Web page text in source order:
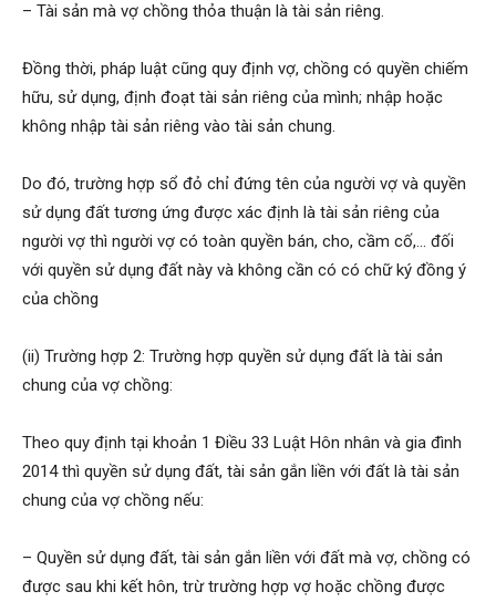
– Tài sản mà vợ chồng thỏa thuận là tài sản riêng.
Đồng thời, pháp luật cũng quy định vợ, chồng có quyền chiếm
hữu, sử dụng, định đoạt tài sản riêng của mình; nhập hoặc
không nhập tài sản riêng vào tài sản chung.
Do đó, trường hợp sổ đỏ chỉ đứng tên của người vợ và quyền
sử dụng đất tương ứng được xác định là tài sản riêng của
người vợ thì người vợ có toàn quyền bán, cho, cầm cố,… đối
với quyền sử dụng đất này và không cần có có chữ ký đồng ý
của chồng
(ii) Trường hợp 2: Trường hợp quyền sử dụng đất là tài sản
chung của vợ chồng:
Theo quy định tại khoản 1 Điều 33 Luật Hôn nhân và gia đình
2014 thì quyền sử dụng đất, tài sản gắn liền với đất là tài sản
chung của vợ chồng nếu:
– Quyền sử dụng đất, tài sản gắn liền với đất mà vợ, chồng có
được sau khi kết hôn, trừ trường hợp vợ hoặc chồng được